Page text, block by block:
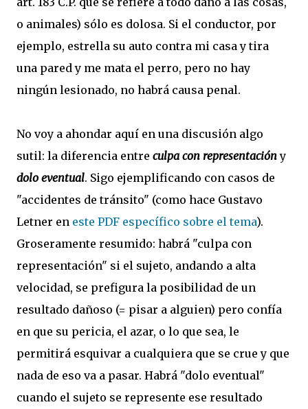
o animales) sólo es dolosa. Si el conductor, por
ejemplo, estrella su auto contra mi casa y tira
una pared y me mata el perro, pero no hay
ningún lesionado, no habrá causa penal.
No voy a ahondar aquí en una discusión algo
sutil: la diferencia entre culpa con representacióny
dolo eventual. Sigo ejemplificando con casos de
"accidentes de tránsito" (como hace Gustavo
Letner en este PDF específico sobre el tema).
Groseramente resumido: habrá "culpa con
representación" si el sujeto, andando a alta
velocidad, se prefigura la posibilidad de un
resultado dañoso (= pisar a alguien) pero confía
en que su pericia, el azar, o lo que sea, le
permitirá esquivar a cualquiera que se crue y que
nada de eso va a pasar. Habrá "dolo eventual"
cuando el sujeto se represente ese resultado